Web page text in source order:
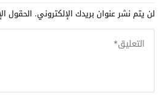
لن يتم نشر عنوان بريدك الإلكتروني. الحقول